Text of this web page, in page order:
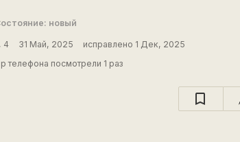
новый
4 31 Май, 2025
исправлено 1 Дек, 2025
телефона посмотрели 1 раз